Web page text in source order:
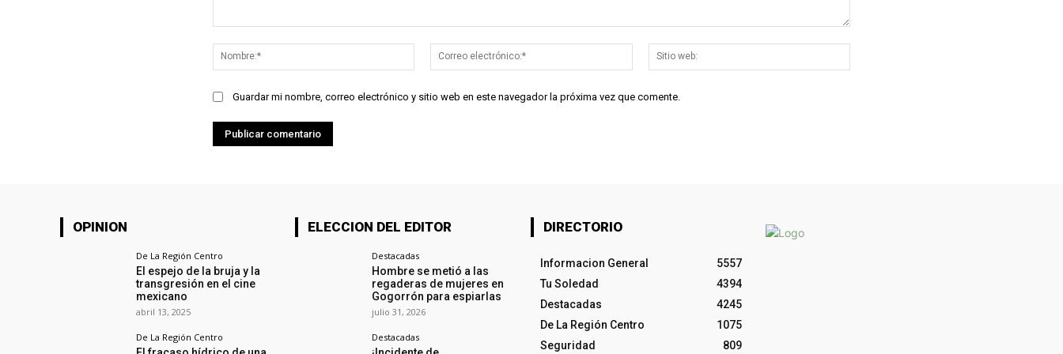
Nombre:*
Correo
electrónico:*
web:
Guardar mi nombre, correo electrónico y sitio web en este navegador la próxima vez que comente.
OPINION
De La Región Centro
El espejo de la bruja y la
transgresión en el cine
mexicano
abril 13, 2025
De La Región Centro
ELECCION DEL EDITOR
Destacadas
Hombre se metió a las
regaderas de mujeres en
Gogorrón para espiarlas
julio 31, 2026
Destacadas
DIRECTORIO
Informacion General
5557
Tu Soledad
4394
Destacadas
4245
De La Región Centro
1075
Seguridad
809